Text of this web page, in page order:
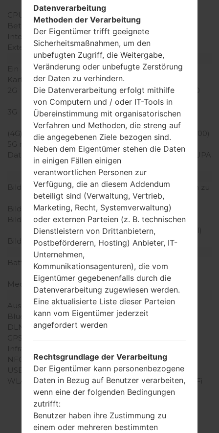
CPU-Kerne
Quad-core
Betriebsgedächtnis
2GB
Interner Speicher
16GB
Externer Speicher
microSD, zu 256 GB
Netzwerk und Daten
Ein paar Plätze für SIM-
Karten
2 Micro SIM
2G
GSM 850/900/1800/1900
MHz
3G
HSDPA 850 / 900 / 2100
MHz
(4G) LTE
LTE band 2(1900), 40(2300)
5G network
Daten
GPRS,EDGE,HSDPA,HSUPA
,HSPA,HSPA+,LTE
Anzeige
Bildschirmgröße
5.7 in (~73.3% Bildschirm zu
Körper Verhältnis)
Bildschirmtyp
IPS LCD
Bildschirmerweiterung
720 x 1280 Pixel (~258
Dichte der Pixel pro Zoll)
Bildschirmfarben
16M Farben
Batterie und Tastatur
Batteriekapazität
entfernbar Li-Ion 3000
mAh
Mechanische Tastatur
-
Interfaces
Ausgabe für Audio
3.5mm jack
Bluetooth
Version 4.1, A2DP
DLNA
GPS
Infrarotanschluss
NFC
Ja
USB
microUSB 2.0
WLAN
Wi-Fi 802.11 a/b/g/n, Wi-Fi
Direct, hotspot
Datenverarbeitung
Methoden der Verarbeitung
Der Eigentümer trifft geeignete
Sicherheitsmaßnahmen, um den
unbefugten Zugriff, die Weitergabe,
Veränderung oder unbefugte Zerstörung
der Daten zu verhindern.
Die Datenverarbeitung erfolgt mithilfe
von Computern und / oder IT-Tools in
Übereinstimmung mit organisatorischen
Verfahren und Methoden, die streng auf
die angegebenen Ziele bezogen sind.
Neben dem Eigentümer stehen die Daten
in einigen Fällen einigen
verantwortlichen Personen zur
Verfügung, die an diesem Addendum
beteiligt sind (Verwaltung, Vertrieb,
Marketing, Recht, Systemverwaltung)
oder externen Parteien (z. B. technischen
Dienstleistern von Drittanbietern,
Postbeförderern, Hosting) Anbieter, IT-
Unternehmen,
Kommunikationsagenturen), die vom
Eigentümer gegebenenfalls durch die
Datenverarbeitung zugewiesen werden.
Eine aktualisierte Liste dieser Parteien
kann vom Eigentümer jederzeit
angefordert werden
Rechtsgrundlage der Verarbeitung
Der Eigentümer kann personenbezogene
Daten in Bezug auf Benutzer verarbeiten,
wenn eine der folgenden Bedingungen
zutrifft:
Benutzer haben ihre Zustimmung zu
einem oder mehreren bestimmten